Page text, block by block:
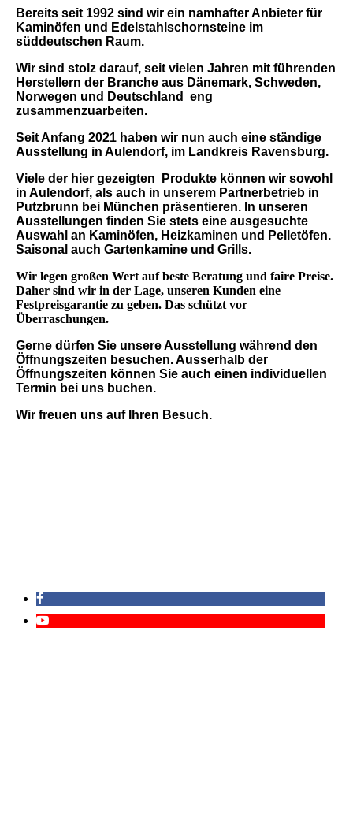
Bereits seit 1992 sind wir ein namhafter Anbieter für
Kaminöfen und Edelstahlschornsteine im
süddeutschen Raum.
Wir sind stolz darauf, seit vielen Jahren mit führenden
Herstellern der Branche aus Dänemark, Schweden,
Norwegen und Deutschland eng
zusammenzuarbeiten.
Seit Anfang 2021 haben wir nun auch eine ständige
Ausstellung in Aulendorf, im Landkreis Ravensburg.
Viele der hier gezeigten Produkte können wir sowohl
in Aulendorf, als auch in unserem Partnerbetrieb in
Putzbrunn bei München präsentieren. In unseren
Ausstellungen finden Sie stets eine ausgesuchte
Auswahl an Kaminöfen, Heizkaminen und Pelletöfen.
Saisonal auch Gartenkamine und Grills.
Wir legen großen Wert auf beste Beratung und faire Preise.
Daher sind wir in der Lage, unseren Kunden eine
Festpreisgarantie zu geben. Das schützt vor
Überraschungen.
Gerne dürfen Sie unsere Ausstellung während den
Öffnungszeiten besuchen. Ausserhalb der
Öffnungszeiten können Sie auch einen individuellen
Termin bei uns buchen.
Wir freuen uns auf Ihren Besuch.